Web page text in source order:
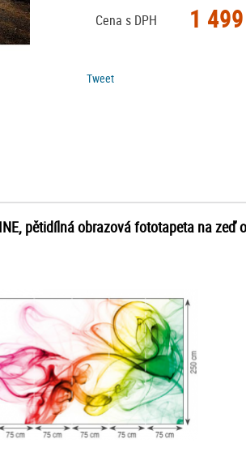
Cena s DPH 1
Tweet
pětidílná obrazová fototapeta na zeď